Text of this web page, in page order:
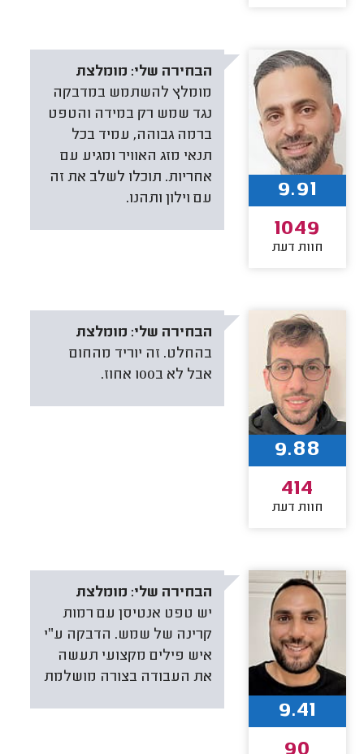
הבחירה שלי: מומלצת
מומלץ להשתמש במדבקה
נגד שמש רק במידה והטפט
ברמה גבוהה, עמיד בכל
תנאי מזג האוויר ומגיע עם
אחריות. תוכלו לשלב את זה
עם וילון ותהנו.
9.91
1049
חוות דעת
הבחירה שלי: מומלצת
בהחלט. זה יוריד מהחום
אבל לא ב100 אחוז.
9.88
414
חוות דעת
הבחירה שלי: מומלצת
יש טפט אנטיסן עם רמות
קרינה של שמש. הדבקה ע״י
איש פילים מקצועי תעשה
את העבודה בצורה מושלמת
9.41